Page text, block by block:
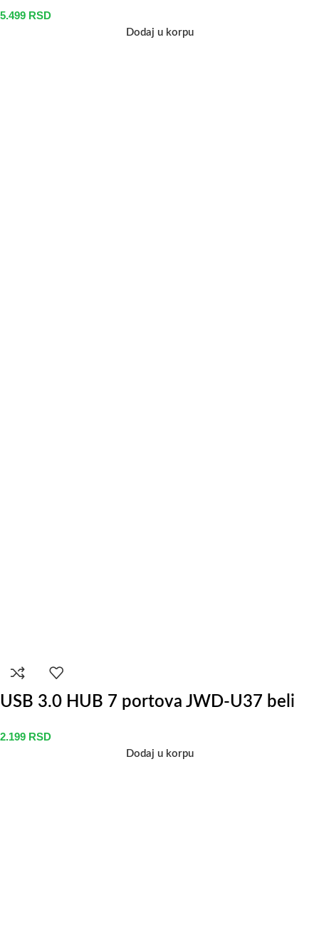
5.499 RSD
Dodaj u korpu
USB 3.0 HUB 7 portova JWD-U37 beli
2.199 RSD
Dodaj u korpu